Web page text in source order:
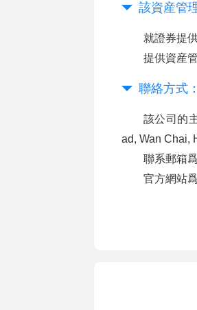
該資産管
就證券提
提供資産
聯絡方式：
該公司的
ad, Wan Chai,
聯系郵箱
官方網站